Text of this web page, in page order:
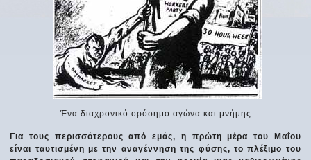
Ένα διαχρονικό ορόσημο αγώνα και μνήμης
Για τους περισσότερους από εμάς, η πρώτη μέρα του Μαΐου
είναι ταυτισμένη με την αναγέννηση της φύσης, το πλέξιμο του